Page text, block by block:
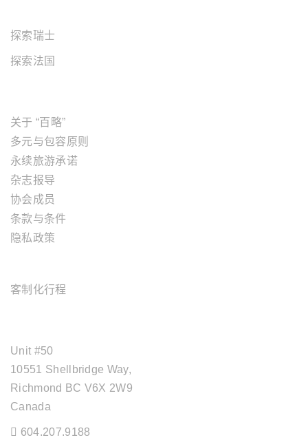
探索瑞士
探索法国
关于 “百略”
多元与包容原则
永续旅游承诺
杂志报导
协会成员
条款与条件
隐私政策
客制化行程
Unit #50
10551 Shellbridge Way,
Richmond BC V6X 2W9
Canada
604.207.9188